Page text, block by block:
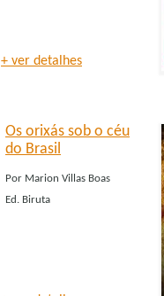
+ ver detalhes
Os orixás sob o céu
do Brasil
Por Marion Villas Boas
Ed. Biruta